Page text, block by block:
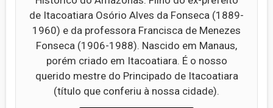
de Itacoatiara Osório Alves da Fonseca (1889-
1960) e da professora Francisca de Menezes
Fonseca (1906-1988). Nascido em Manaus,
porém criado em Itacoatiara. É o nosso
querido mestre do Principado de Itacoatiara
(título que conferiu à nossa cidade).